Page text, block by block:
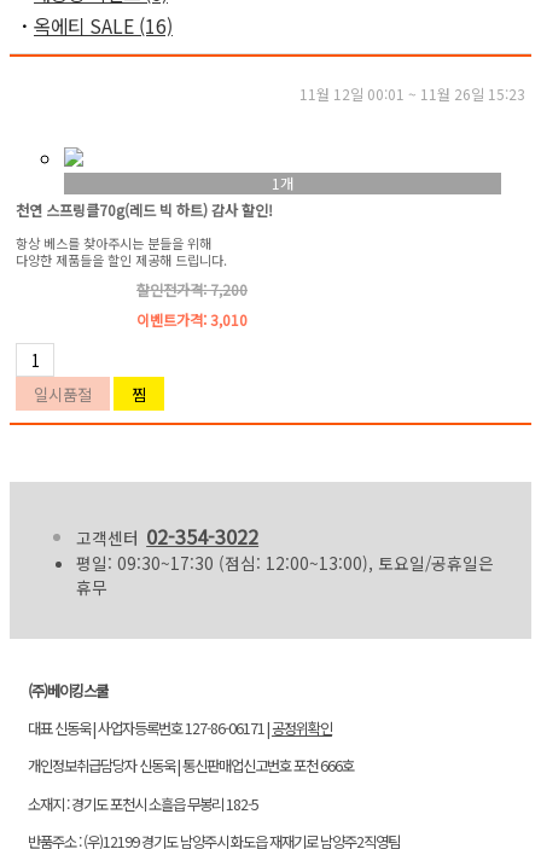
ㆍ 옥에티 SALE (16)
11월 12일 00:01 ~ 11월 26일 15:23
1개
천연 스프링클70g(레드 빅 하트) 감사 할인!
항상 베스를 찾아주시는 분들을 위해
다양한 제품들을 할인 제공해 드립니다.
할인전가격: 7,200
이벤트가격:3,010
고객센터 02-354-3022
평일: 09:30~17:30 (점심: 12:00~13:00), 토요일/공휴일은
휴무
(주)베이킹스쿨
대표 신동욱 | 사업자등록번호 127-86-06171 |공정위확인
개인정보취급담당자 신동욱 | 통신판매업신고번호 포천 666호
소재지 : 경기도 포천시 소흘읍 무봉리 182-5
반품주소 : (우)12199 경기도 남양주시 화도읍 재재기로 남양주2직영팀